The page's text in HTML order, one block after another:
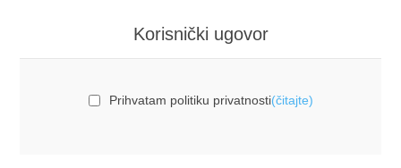
Korisnički ugovor
Prihvatam politiku privatnosti(čitajte)